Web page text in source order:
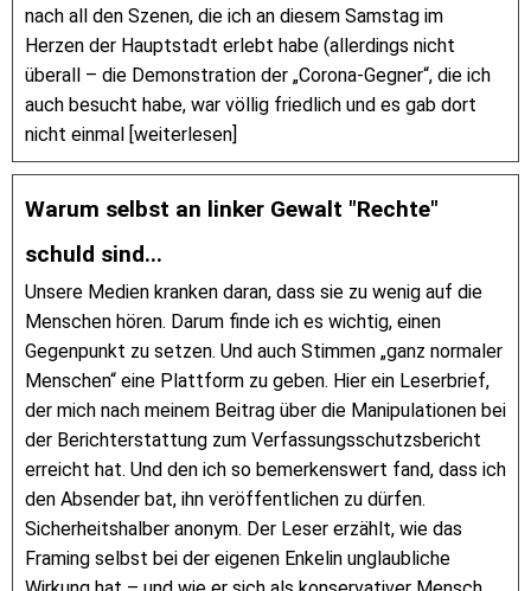
nach all den Szenen, die ich an diesem Samstag im
Herzen der Hauptstadt erlebt habe (allerdings nicht
überall – die Demonstration der „Corona-Gegner“, die ich
auch besucht habe, war völlig friedlich und es gab dort
nicht einmal [weiterlesen]
Warum selbst an linker Gewalt "Rechte"
schuld sind...
Unsere Medien kranken daran, dass sie zu wenig auf die
Menschen hören. Darum finde ich es wichtig, einen
Gegenpunkt zu setzen. Und auch Stimmen „ganz normaler
Menschen“ eine Plattform zu geben. Hier ein Leserbrief,
der mich nach meinem Beitrag über die Manipulationen bei
der Berichterstattung zum Verfassungsschutzsbericht
erreicht hat. Und den ich so bemerkenswert fand, dass ich
den Absender bat, ihn veröffentlichen zu dürfen.
Sicherheitshalber anonym. Der Leser erzählt, wie das
Framing selbst bei der eigenen Enkelin unglaubliche